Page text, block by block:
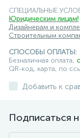
СПЕЦИАЛЬНЫЕ
Юридическим лицам!
Дизайнерам и
Строительным
СПОСОБЫ ОПЛАТЫ:
Безналичная оплата,
QR-код, карта, по
Добавить к
Подписаться